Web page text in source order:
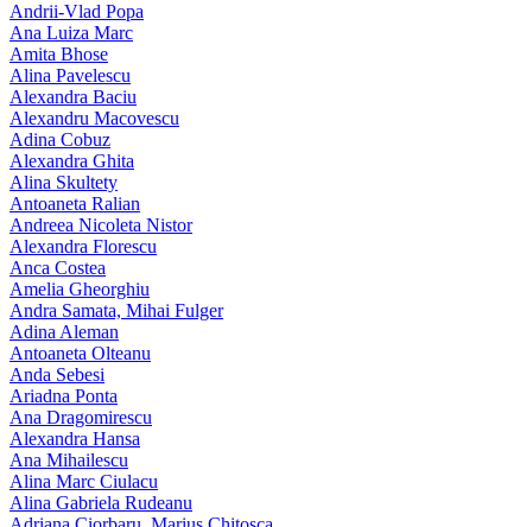
Andrii-Vlad Popa
Ana Luiza Marc
Amita Bhose
Alina Pavelescu
Alexandra Baciu
Alexandru Macovescu
Adina Cobuz
Alexandra Ghita
Alina Skultety
Antoaneta Ralian
Andreea Nicoleta Nistor
Alexandra Florescu
Anca Costea
Amelia Gheorghiu
Andra Samata, Mihai Fulger
Adina Aleman
Antoaneta Olteanu
Anda Sebesi
Ariadna Ponta
Ana Dragomirescu
Alexandra Hansa
Ana Mihailescu
Alina Marc Ciulacu
Alina Gabriela Rudeanu